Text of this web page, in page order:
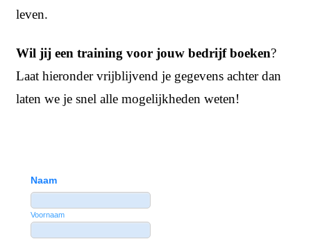
leven.
Wil jij een training voor jouw bedrijf boeken?
Laat hieronder vrijblijvend je gegevens achter dan
laten we je snel alle mogelijkheden weten!